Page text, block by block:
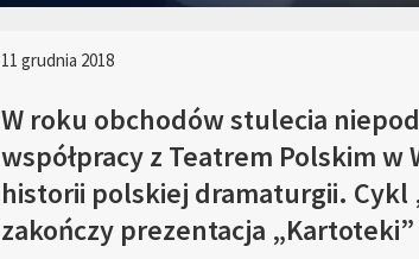
11 grudnia 2018
W roku obchodów stulecia
współpracy z Teatrem Polskim w
historii polskiej dramaturgii. Cykl
zakończy prezentacja